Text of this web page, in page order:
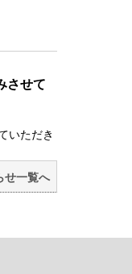
させて
いただき
せ一覧へ